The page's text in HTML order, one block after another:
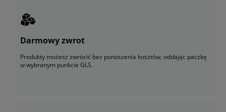
Darmowy zwrot
Produkty możesz zwrócić bez ponoszenia kosztów, oddając paczkę
w wybranym punkcie GLS.